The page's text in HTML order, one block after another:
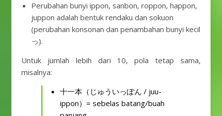
Perubahan bunyi ippon, sanbon, roppon, happon,
juppon adalah bentuk rendaku dan sokuon
(perubahan konsonan dan penambahan bunyi kecil
っ).
Untuk jumlah lebih dari 10, pola tetap sama,
misalnya:
十一本（じゅういっぽん / juu-
ippon）= sebelas batang/buah